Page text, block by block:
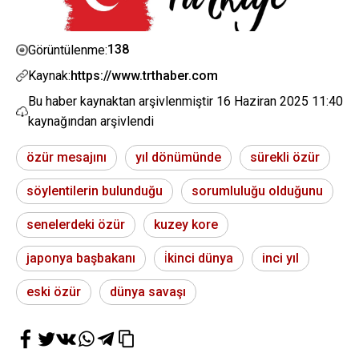
Görüntülenme:138
Kaynak:https://www.trthaber.com
Bu haber kaynaktan arşivlenmiştir 16 Haziran 2025 11:40
kaynağından arşivlendi
özür mesajını yıl dönümünde sürekli özür
söylentilerin bulunduğu sorumluluğu olduğunu
senelerdeki özür kuzey kore
japonya başbakanı i̇kinci dünya inci yıl
eski özür dünya savaşı